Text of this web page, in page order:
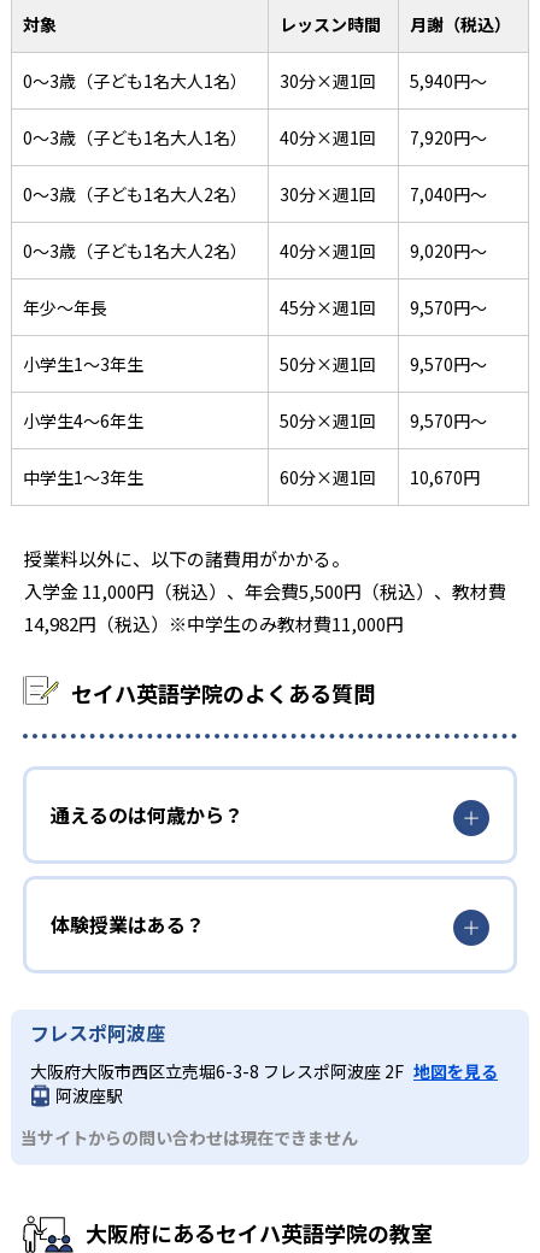
対象 レッスン時間 月謝（税込）
0～3歳（子ども1名大人1名） 30分×週1回 5,940円～
0～3歳（子ども1名大人1名） 40分×週1回 7,920円〜
0～3歳（子ども1名大人2名） 30分×週1回 7,040円〜
0～3歳（子ども1名大人2名） 40分×週1回 9,020円〜
年少～年長 45分×週1回 9,570円〜
小学生1～3年生 50分×週1回 9,570円〜
小学生4～6年生 50分×週1回 9,570円〜
中学生1～3年生 60分×週1回 10,670円
授業料以外に、以下の諸費用がかかる。
入学金 11,000円（税込）、年会費5,500円（税込）、教材費
14,982円（税込）※中学生のみ教材費11,000円
セイハ英語学院のよくある質問
通えるのは何歳から？
体験授業はある？
フレスポ阿波座
大阪府大阪市西区立売堀6-3-8 フレスポ阿波座 2F 地図を見る
阿波座駅
当サイトからの問い合わせは現在できません
大阪府にあるセイハ英語学院の教室